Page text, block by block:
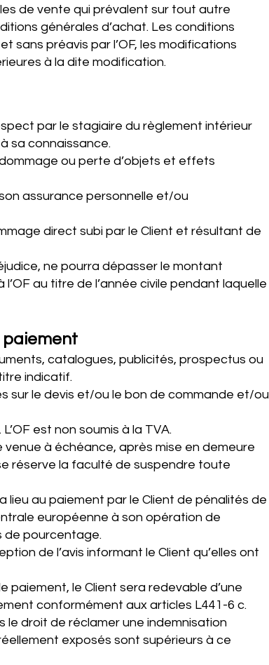
de vente qui prévalent sur tout autre
générales d’achat. Les conditions
préavis par l’OF, les modifications
à la dite modification.
par le stagiaire du règlement intérieur
sa connaissance.
ou perte d’objets et effets
assurance personnelle et/ou
direct subi par le Client et résultant de
ne pourra dépasser le montant
au titre de l’année civile pendant laquelle
paiement
catalogues, publicités, prospectus ou
indicatif.
sur le devis et/ou le bon de commande et/ou
est non soumis à la TVA.
à échéance, après mise en demeure
réserve la faculté de suspendre toute
lieu au paiement par le Client de pénalités de
européenne à son opération de
de pourcentage.​
de l’avis informant le Client qu’elles ont
le Client sera redevable d’une
conformément aux articles L441-6 c.
le droit de réclamer une indemnisation
exposés sont supérieurs à ce